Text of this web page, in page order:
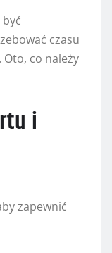
czasu
Oto, co należy
i
zapewnić